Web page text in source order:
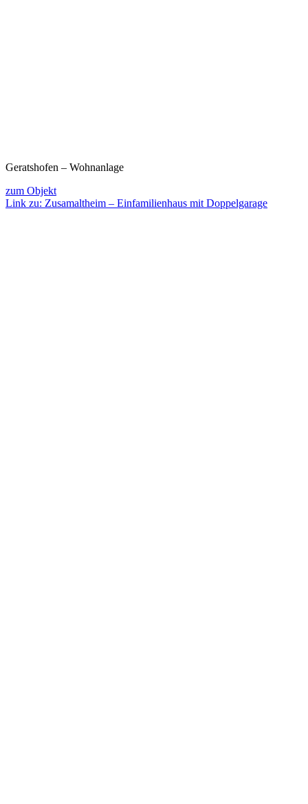
Geratshofen – Wohnanlage
zum Objekt
Link zu: Zusamaltheim – Einfamilienhaus mit Doppelgarage